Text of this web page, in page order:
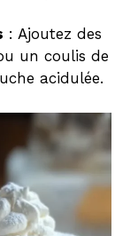
: Ajoutez des
un coulis de
acidulée.